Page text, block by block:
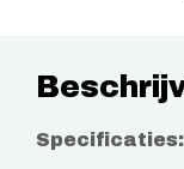
Specificaties: